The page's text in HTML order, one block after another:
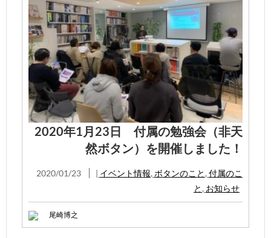
2020年1月23日 付属の勉強会（非天
然ボタン）を開催しました！
2020/01/23 | イベント情報, ボタンのこと , 付属のこ
と , お知らせ
尾崎博之